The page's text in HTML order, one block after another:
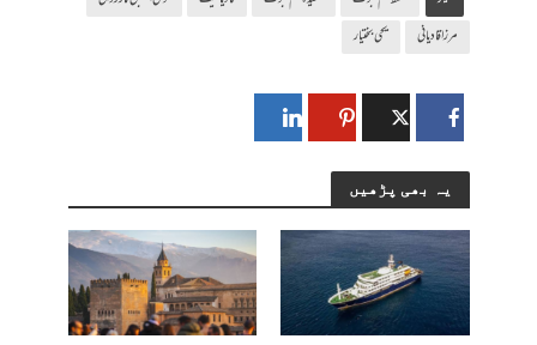
مرزا قادیانی
یحی بختیار
یہ بھی پڑھیں